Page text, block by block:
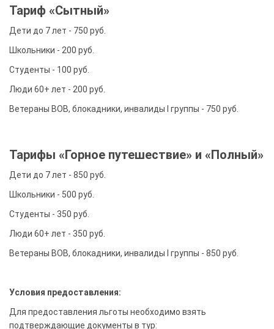
Тариф «Сытный»
Дети до 7 лет - 750 руб.
Школьники - 200 руб.
Студенты - 100 руб.
Люди 60+ лет - 200 руб.
Ветераны ВОВ, блокадники, инвалиды I группы - 750 руб.
Тарифы «Горное путешествие» и «Полный»
Дети до 7 лет - 850 руб.
Школьники - 500 руб.
Студенты - 350 руб.
Люди 60+ лет - 350 руб.
Ветераны ВОВ, блокадники, инвалиды I группы - 850 руб.
Условия предоставления:
Для предоставления льготы необходимо взять
подтверждающие документы в тур: